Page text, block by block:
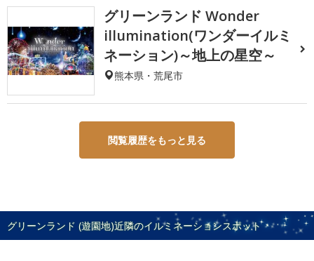
グリーンランド Wonder
illumination(ワンダーイルミ
ネーション)～地上の星空～
熊本県・荒尾市
閲覧履歴をもっと見る
グリーンランド (遊園地)近隣のイルミネーションスポット